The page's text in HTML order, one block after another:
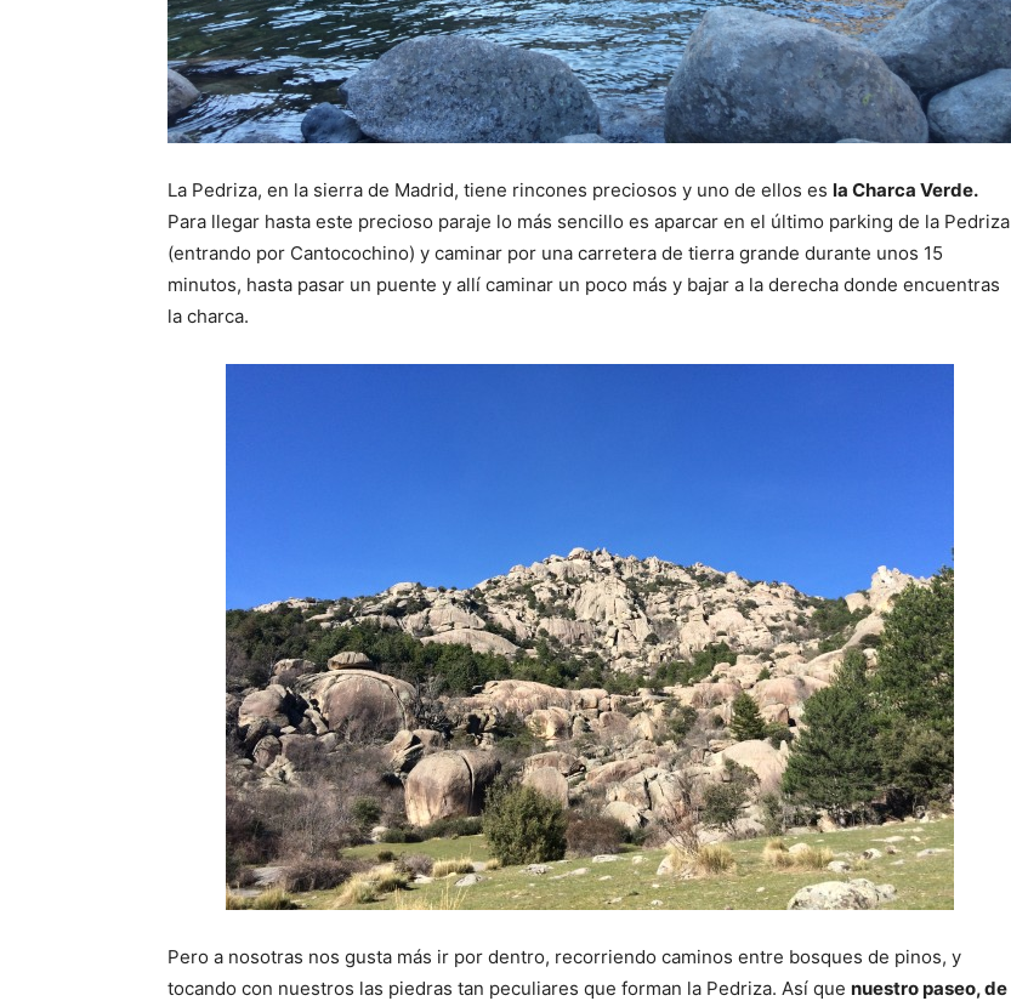
La Pedriza, en la sierra de Madrid, tiene rincones preciosos y uno de ellos es la Charca Verde.
Para llegar hasta este precioso paraje lo más sencillo es aparcar en el último parking de la Pedriza
(entrando por Cantocochino) y caminar por una carretera de tierra grande durante unos 15
minutos, hasta pasar un puente y allí caminar un poco más y bajar a la derecha donde encuentras
la charca.
Pero a nosotras nos gusta más ir por dentro, recorriendo caminos entre bosques de pinos, y
tocando con nuestros las piedras tan peculiares que forman la Pedriza. Así que nuestro paseo, de